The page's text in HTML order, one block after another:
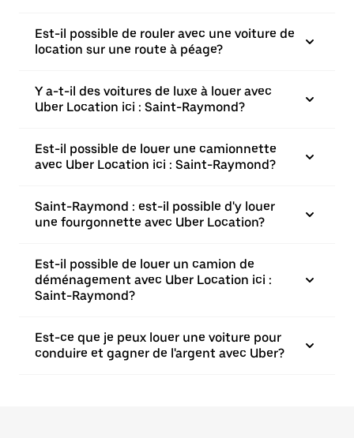
Est-il possible de rouler avec une voiture de
location sur une route à péage?
Y a-t-il des voitures de luxe à louer avec
Uber Location ici : Saint-Raymond?
Est-il possible de louer une camionnette
avec Uber Location ici : Saint-Raymond?
Saint-Raymond : est-il possible d'y louer
une fourgonnette avec Uber Location?
Est-il possible de louer un camion de
déménagement avec Uber Location ici :
Saint-Raymond?
Est-ce que je peux louer une voiture pour
conduire et gagner de l'argent avec Uber?